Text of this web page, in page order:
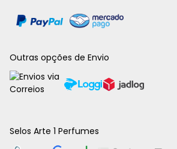
Outras opções de Envio
Selos Arte 1 Perfumes